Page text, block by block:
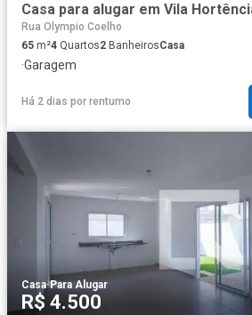
Rua Olympio Coelho
65 m²4 Quartos2 BanheirosCasa
·Garagem
Há 2 dias por rentumo
Casa·Para Alugar
R$ 4.500